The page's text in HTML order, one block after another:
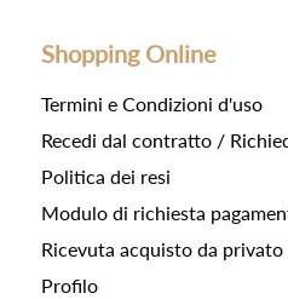
Shopping Online
Termini e Condizioni d'uso
Recedi dal contratto /
Politica dei resi
Modulo di richiesta
Ricevuta acquisto da privato
Profilo